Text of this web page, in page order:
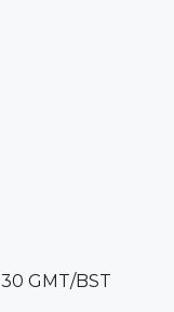
GMT/BST